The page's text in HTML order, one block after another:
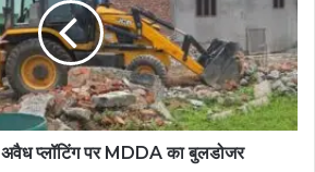
अवैध प्लॉटिंग पर MDDA का बुलडोजर